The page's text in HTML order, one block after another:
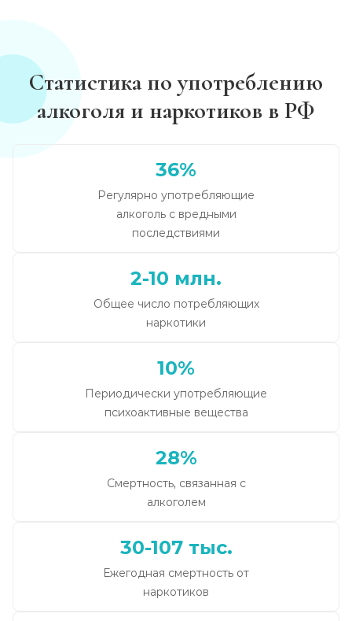
Статистика по употреблению
алкоголя и наркотиков в РФ
36%
Регулярно употребляющие
алкоголь с вредными
последствиями
2-10 млн.
Общее число потребляющих
наркотики
10%
Периодически употребляющие
психоактивные вещества
28%
Смертность, связанная с
алкоголем
30-107 тыс.
Ежегодная смертность от
наркотиков